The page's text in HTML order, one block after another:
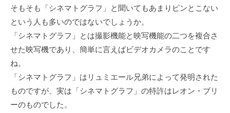
そもそも「シネマトグラフ」と聞いてもあまりピンとこない
という人も多いのではないでしょうか。
「シネマトグラフ」とは撮影機能と映写機能の二つを複合さ
せた映写機であり、簡単に言えばビデオカメラのことです
ね。
「シネマトグラフ」はリュミエール兄弟によって発明された
ものですが、実は「シネマトグラフ」の特許はレオン・ブリ
ーのものでした。